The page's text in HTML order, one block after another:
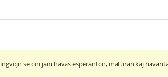
se oni jam havas esperanton, maturan kaj